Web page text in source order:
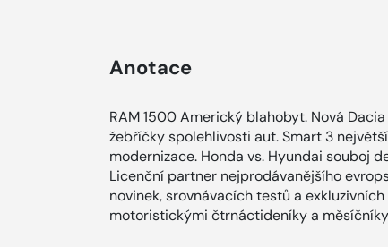
Anotace
RAM 1500 Americký blahobyt. Nová
žebříčky spolehlivosti aut. Smart 3
modernizace. Honda vs. Hyundai souboj
Licenční partner nejprodávanějšího
novinek, srovnávacích testů a
motoristickými čtrnáctideníky a